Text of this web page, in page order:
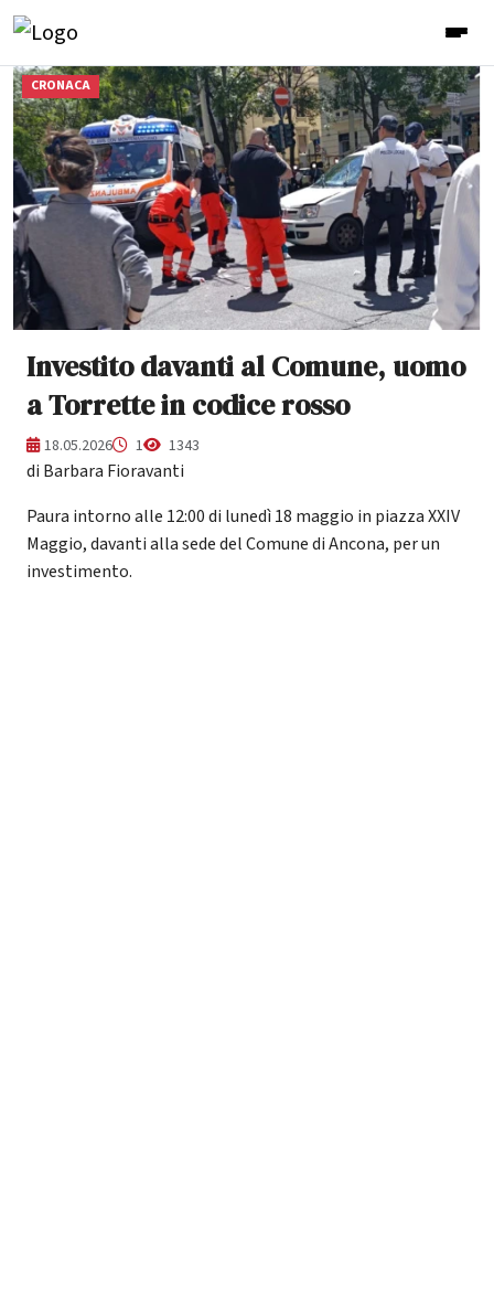
CRONACA
Investito davanti al Comune, uomo
a Torrette in codice rosso
18.05.2026 1 1343
di Barbara Fioravanti
Paura intorno alle 12:00 di lunedì 18 maggio in piazza XXIV
Maggio, davanti alla sede del Comune di Ancona, per un
investimento.